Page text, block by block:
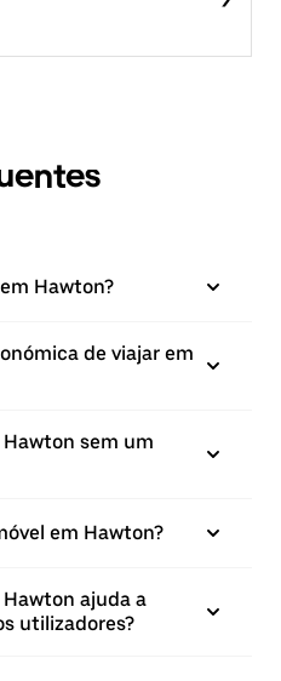
Hawton?
de viajar em
sem um
em Hawton?
Hawton ajuda a
utilizadores?